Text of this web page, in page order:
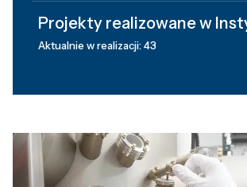
Projekty realizowane w
Aktualnie w realizacji: 43